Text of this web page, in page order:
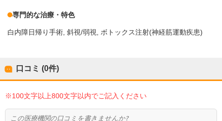
専門的な治療・特色
白内障日帰り手術 斜視/弱視 ボトックス注射(神経筋運動疾患)
口コミ (0件)
※100文字以上800文字以内でご記入ください